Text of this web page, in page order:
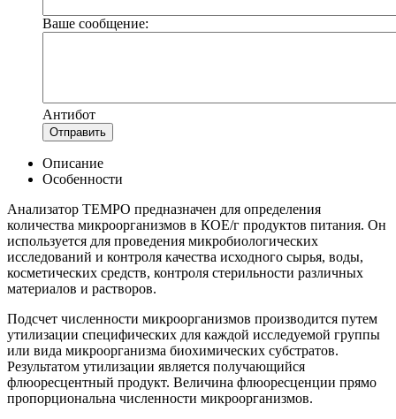
Ваше сообщение:
Антибот
Отправить
Описание
Особенности
Анализатор TEMPO предназначен для определения
количества микроорганизмов в КОЕ/г продуктов питания. Он
используется для проведения микробиологических
исследований и контроля качества исходного сырья, воды,
косметических средств, контроля стерильности различных
материалов и растворов.
Подсчет численности микроорганизмов производится путем
утилизации специфических для каждой исследуемой группы
или вида микроорганизма биохимических субстратов.
Результатом утилизации является получающийся
флюоресцентный продукт. Величина флюоресценции прямо
пропорциональна численности микроорганизмов.